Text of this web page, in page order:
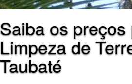
Saiba os preços
Limpeza de
Taubaté